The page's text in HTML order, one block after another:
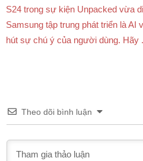
S24 trong sự kiện Unpacked vừa
Samsung tập trung phát triển là
hút sự chú ý của người dùng. Hãy
Theo dõi bình luận